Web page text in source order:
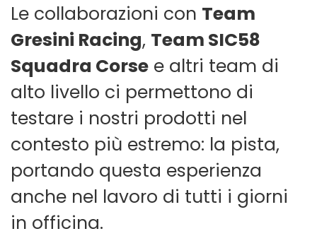
Le collaborazioni con Team
Gresini Racing, Team SIC58
Squadra Corse e altri team di
alto livello ci permettono di
testare i nostri prodotti nel
contesto più estremo: la pista,
portando questa esperienza
anche nel lavoro di tutti i giorni
in officina.